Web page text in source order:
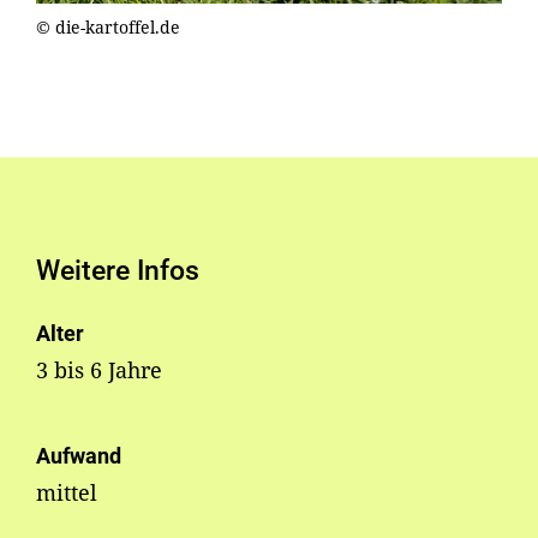
© die-kartoffel.de
Weitere Infos
Alter
3 bis 6 Jahre
Aufwand
mittel